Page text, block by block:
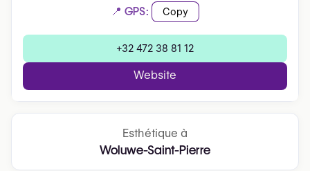
📍 GPS: Copy
+32 472 38 81 12
Website
Esthétique à
Woluwe-Saint-Pierre